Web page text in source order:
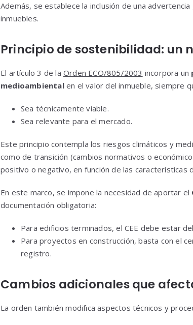
Además, se establece la inclusión de una
inmuebles.
Principio de sostenibilidad: un
El artículo 3 de la Orden ECO/805/2003 incorpora un
medioambientalen el valor del inmueble, siempre
Sea técnicamente viable.
Sea relevante para el mercado.
Este principio contempla los riesgos climáticos y
como de transición (cambios normativos o
positivo o negativo, en función de las características
En este marco, se impone la necesidad de aportar el
documentación obligatoria:
Para edificios terminados, el CEE debe estar
Para proyectos en construcción, basta con el
registro.
Cambios adicionales que
La orden también modifica aspectos técnicos y